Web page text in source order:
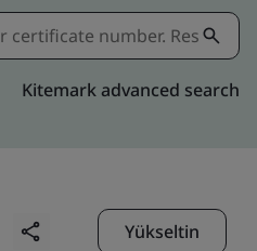
Kitemark advanced search
Yükseltin